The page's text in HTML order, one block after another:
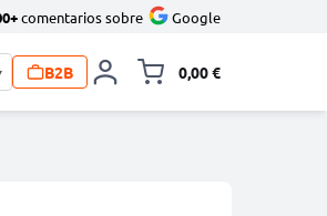
comentarios sobre Google
B2B 0,00 €